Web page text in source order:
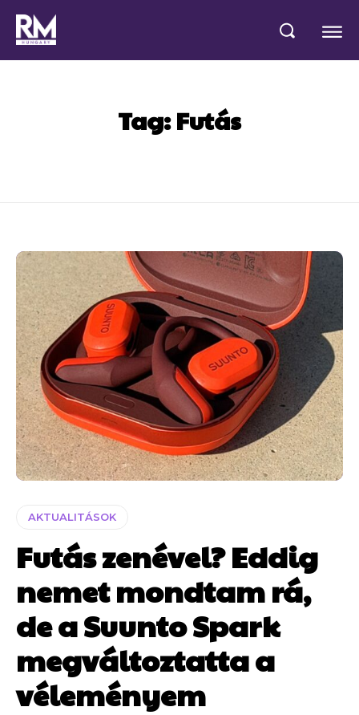
Tag:Futás
AKTUALITÁSOK
Futás zenével? Eddig
nemet mondtam rá,
de a Suunto Spark
megváltoztatta a
véleményem